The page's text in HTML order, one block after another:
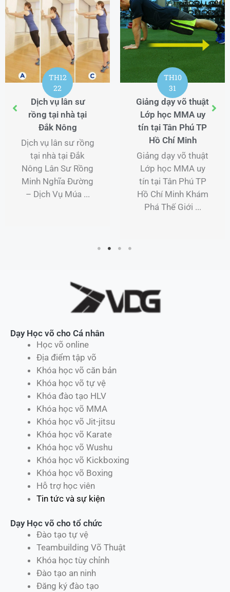
TH12
22
Dịch vụ lân sư
rồng tại nhà tại
Đắk Nông
Dịch vụ lân sư rồng
tại nhà tại Đắk
Nông Lân Sư Rồng
Minh Nghĩa Đường
– Dịch Vụ Múa ...
TH10
31
Giảng dạy võ thuật
Lớp học MMA uy
tín tại Tân Phú TP
Hồ Chí Minh
Giảng dạy võ thuật
Lớp học MMA uy
tín tại Tân Phú TP
Hồ Chí Minh Khám
Phá Thế Giới ...
Dạy Học võ cho Cá nhân
Học võ online
Địa điểm tập võ
Khóa học võ căn bản
Khóa học võ tự vệ
Khóa đào tạo HLV
Khóa học võ MMA
Khóa học võ Jit-jitsu
Khóa học võ Karate
Khóa học võ Wushu
Khóa học võ Kickboxing
Khóa học võ Boxing
Hỗ trợ học viên
Tin tức và sự kiện
Dạy Học võ cho tổ chức
Đào tạo tự vệ
Teambuilding Võ Thuật
Khóa học tùy chỉnh
Đào tạo an ninh
Đăng ký đào tạo